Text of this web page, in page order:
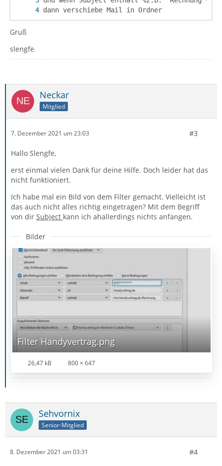
dann verschiebe Mail in Ordner
Gruß
slengfe
Neckar
Mitglied
7. Dezember 2021 um 23:03 #3
Hallo Slengfe,
erst einmal vielen Dank für deine Hilfe. Doch leider hat das
nicht funktioniert.
Ich habe mal ein Bild von dem Filter gemacht. Vielleicht ist
das auch nicht alles richtig eingetragen? Mit dem Begriff
von dir Subject kann ich ahallerdings nichts anfangen.
Bilder
Filter Handyvertrag.png
26,47 kB 800 × 647
Sehvornix
Senior-Mitglied
8. Dezember 2021 um 03:31 #4